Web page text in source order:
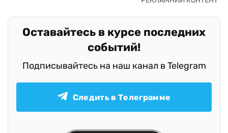
Оставайтесь в курсе последних
событий!
Подписывайтесь на наш канал в Telegram
Следить в Телеграмме